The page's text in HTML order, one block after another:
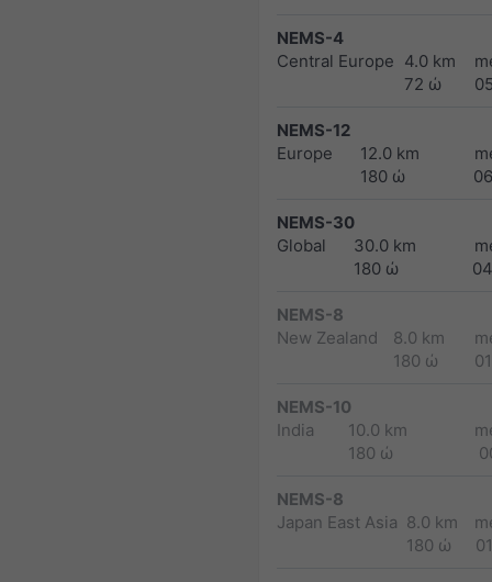
NEMS-4
Central Europe 4.0 km
72 ώ
NEMS-12
Europe
12.0 km
180 ώ
NEMS-30
Global
30.0 km
180 ώ
NEMS-8
New Zealand
8.0 km
180 ώ
NEMS-10
India
10.0 km
180 ώ
NEMS-8
Japan East Asia 8.0 km
180 ώ